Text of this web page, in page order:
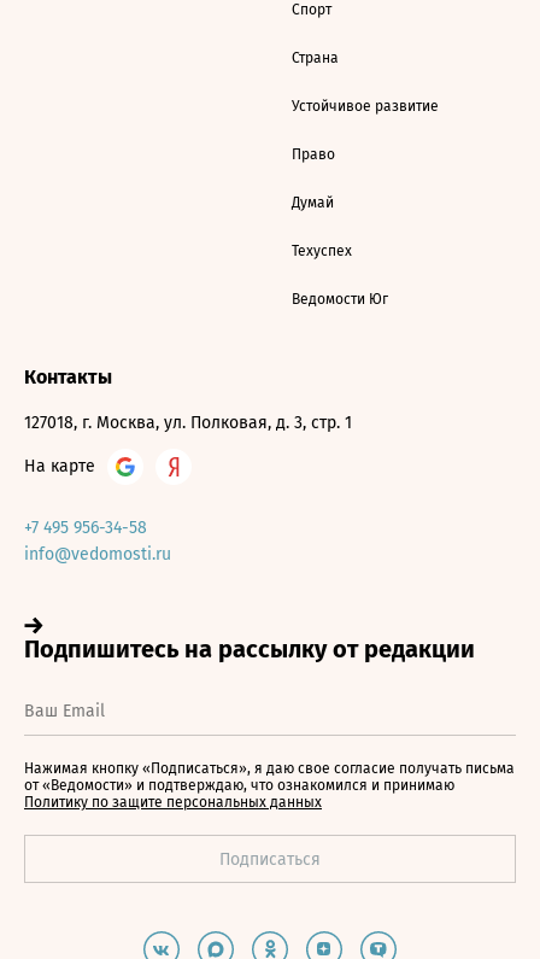
Спорт
Страна
Устойчивое развитие
Право
Думай
Техуспех
Ведомости Юг
Контакты
127018, г. Москва, ул. Полковая, д. 3, стр. 1
На карте
+7 495 956-34-58
info@vedomosti.ru
Нажимая кнопку «Подписаться», я даю свое согласие получать письма
от «Ведомости» и подтверждаю, что ознакомился и принимаю
Политику по защите персональных данных